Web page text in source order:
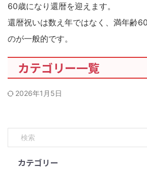
60歳になり還暦を迎えます。
還暦祝いは数え年ではなく、満年齢
のが一般的です。
カテゴリー一覧
2026年1月5日
カテゴリー